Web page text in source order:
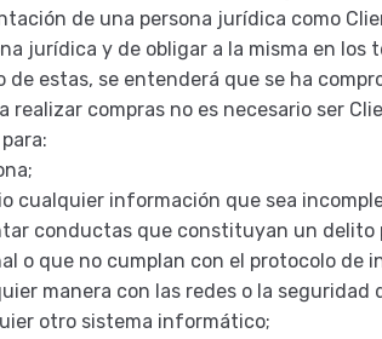
de una persona jurídica como
jurídica y de obligar a la misma en
estas, se entenderá que se ha
realizar compras no es necesario ser
cualquier información que sea
conductas que constituyan un
o que no cumplan con el protocolo de
manera con las redes o la seguridad
otro sistema informático;